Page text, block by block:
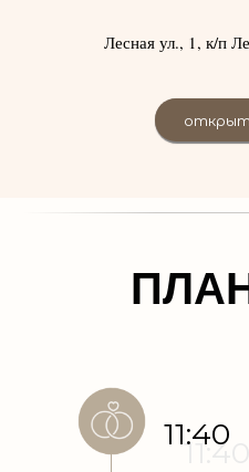
Лесная ул., 1, к/п
11:40
11:40